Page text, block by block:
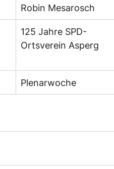
Robin Mesarosch
125 Jahre SPD-
Ortsverein Asperg
Plenarwoche